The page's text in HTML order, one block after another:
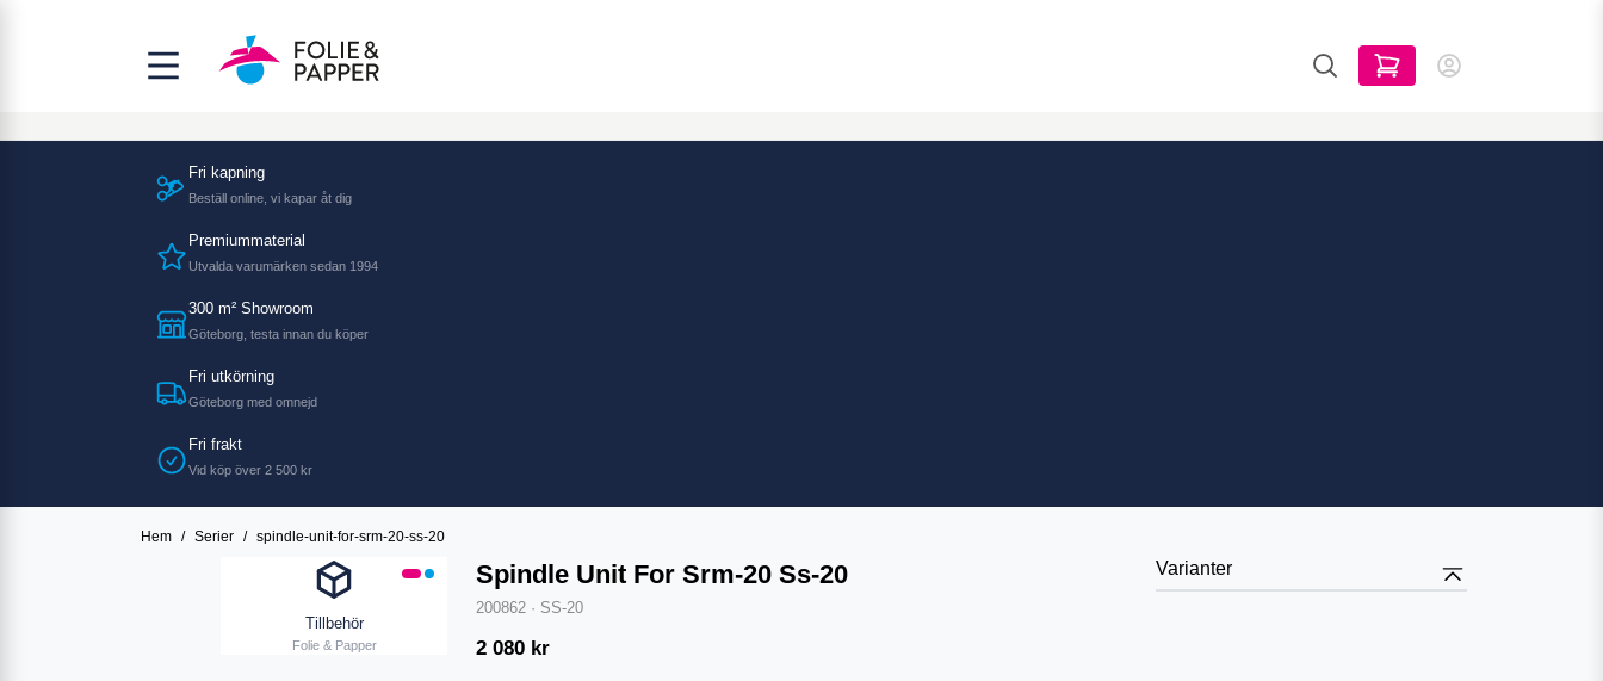
Fri kapning
Beställ online, vi kapar åt dig
Premiummaterial
Utvalda varumärken sedan 1994
300 m² Showroom
Göteborg, testa innan du köper
Fri utkörning
Göteborg med omnejd
Fri frakt
Vid köp över 2 500 kr
Hem / Serier / spindle-unit-for-srm-20-ss-20
Tillbehör
Folie & Papper
Spindle Unit For Srm-20 Ss-20
200862 · SS-20
2 080 kr
Varianter